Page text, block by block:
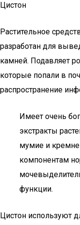
Цистон
Растительное
разработан для
камней. Подавляет
которые попали в
распространение
Имеет очень
экстракты
мумие и
компонентам
функции.
Цистон используют